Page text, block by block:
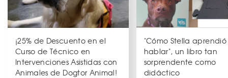
¡25% de Descuento en el
Curso de Técnico en
Intervenciones Asistidas con
Animales de Dogtor Animal!
"Cómo Stella
hablar", un libro tan
sorprendente como
didáctico